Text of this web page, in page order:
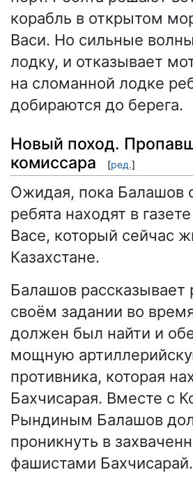
корабль в открытом
Васи. Но сильные
лодку, и отказывает
на сломанной лодке
добираются до берега.
Новый поход.
комиссара
[ред.]
Ожидая, пока Балашов
ребята находят в
Васе, который сейчас
Казахстане.
Балашов рассказывает
своём задании во
должен был найти и
мощную
противника, которая
Бахчисарая. Вместе с
Рындиным Балашов
проникнуть в
фашистами Бахчисарай.